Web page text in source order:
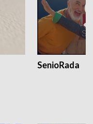
SenioRada